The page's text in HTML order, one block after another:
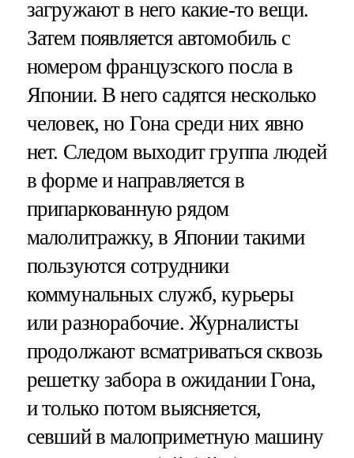
загружают в него какие-то вещи.
Затем появляется автомобиль с
номером французского посла в
Японии. В него садятся несколько
человек, но Гона среди них явно
нет. Следом выходит группа людей
в форме и направляется в
припаркованную рядом
малолитражку, в Японии такими
пользуются сотрудники
коммунальных служб, курьеры
или разнорабочие. Журналисты
продолжают всматриваться сквозь
решетку забора в ожидании Гона,
и только потом выясняется,
севший в малоприметную машину